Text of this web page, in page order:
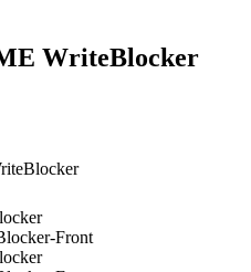
WriteBlocker